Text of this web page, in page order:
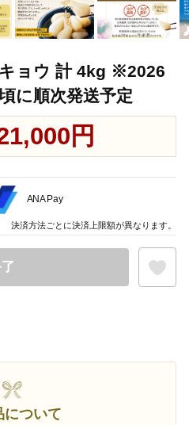
キョウ 計 4kg ※2026
に順次発送予定
円
について
ANA Pay
決済方法ごとに決済上限額が異なります。